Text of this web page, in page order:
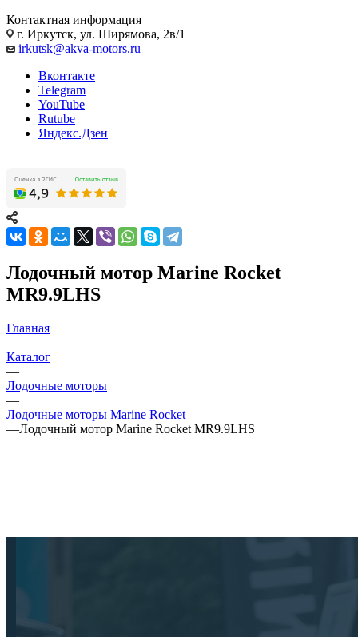
Контактная информация
г. Иркутск, ул. Ширямова, 2в/1
irkutsk@akva-motors.ru
Вконтакте
Telegram
YouTube
Rutube
Яндекс.Дзен
Лодочный мотор Marine Rocket
MR9.9LHS
Главная
—
Каталог
—
Лодочные моторы
—
Лодочные моторы Marine Rocket
—Лодочный мотор Marine Rocket MR9.9LHS